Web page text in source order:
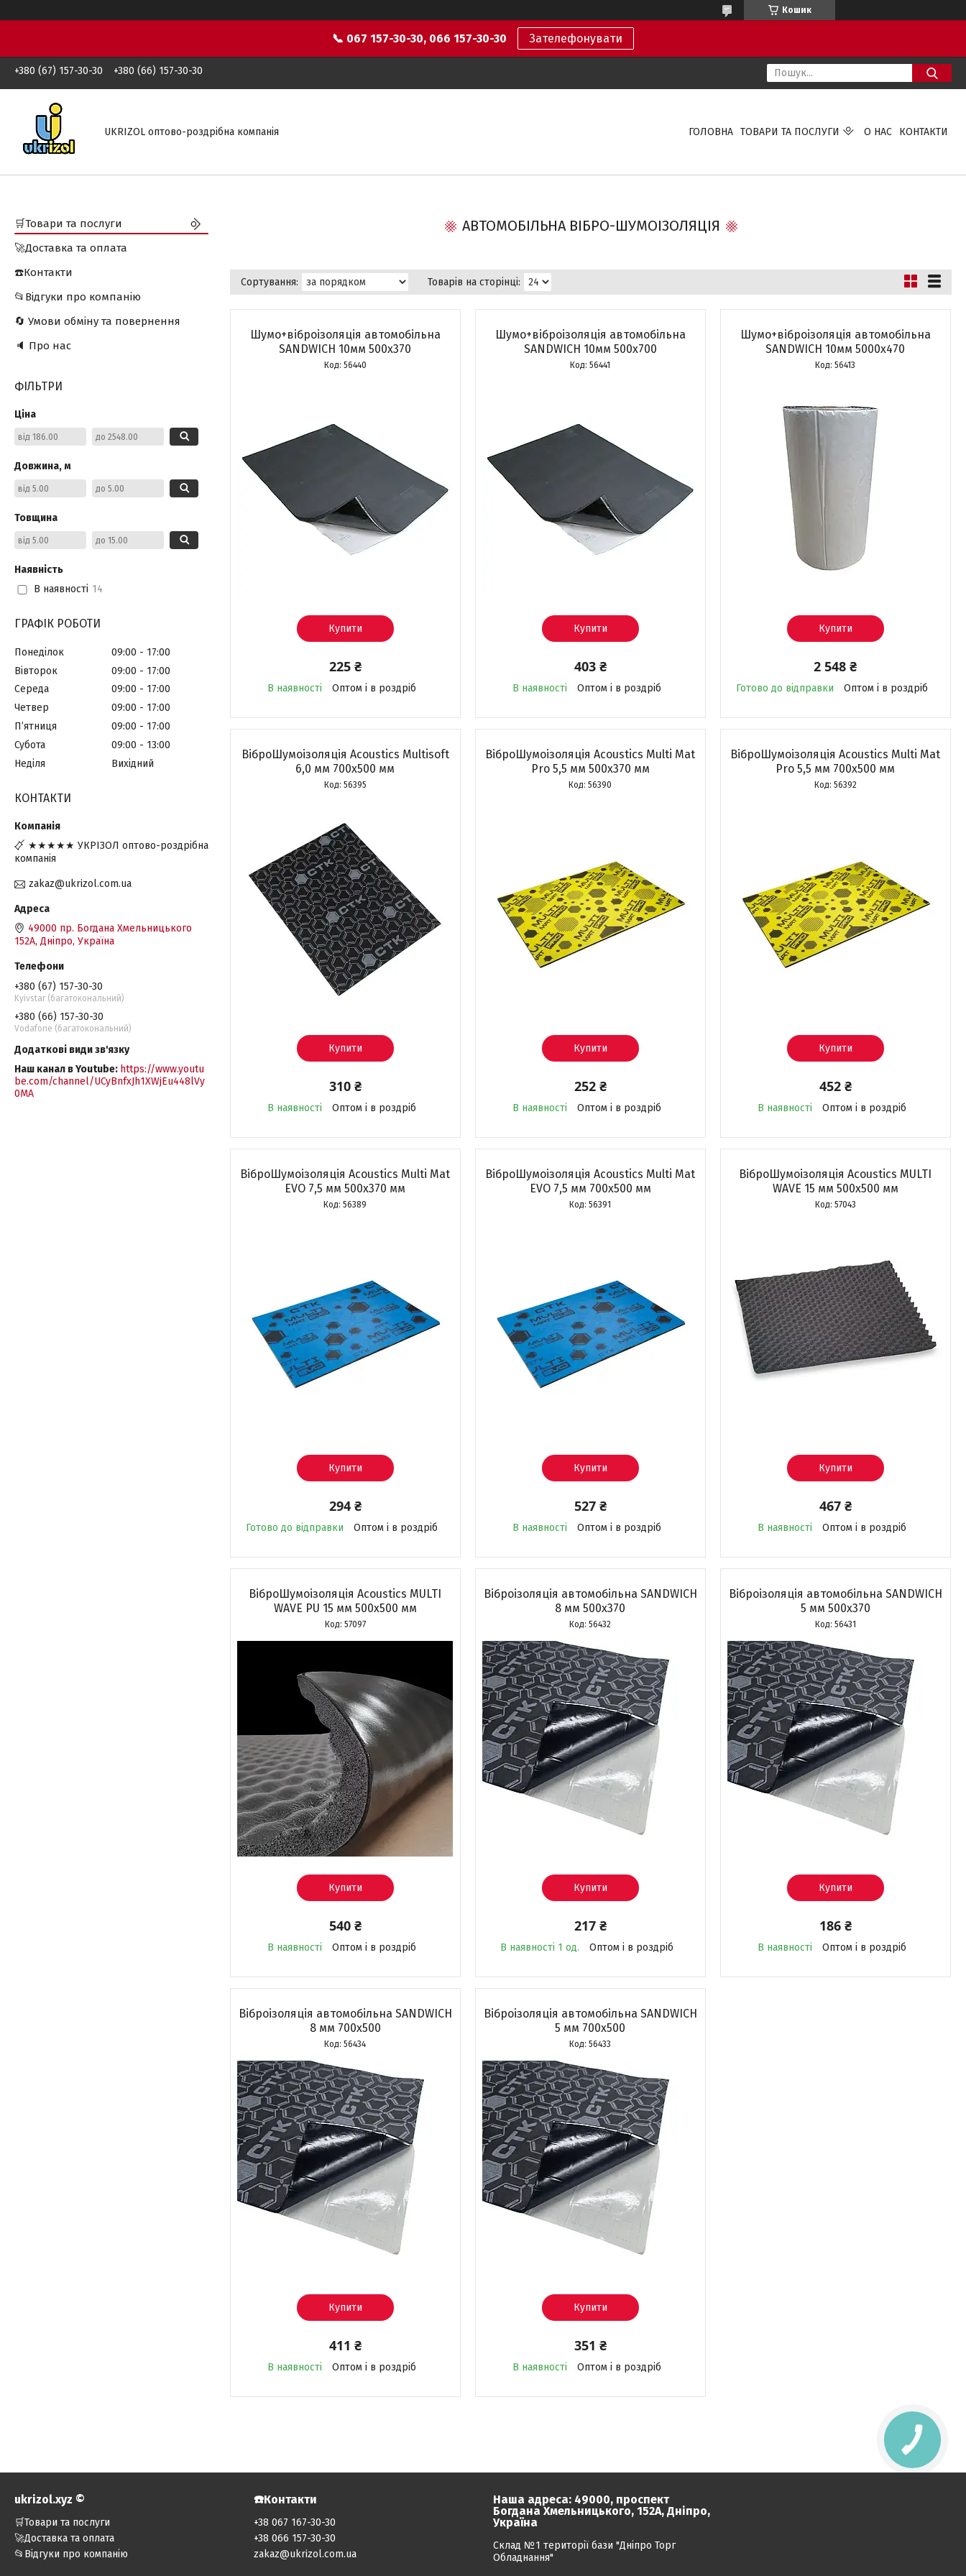
Кошик
📞 067 157-30-30, 066 157-30-30 Зателефонувати
+380 (67) 157-30-30 +380 (66) 157-30-30
UKRIZOL оптово-роздрібна компанія ГОЛОВНА ТОВАРИ ТА ПОСЛУГИ О НАС КОНТАКТИ
АВТОМОБІЛЬНА ВІБРО-ШУМОІЗОЛЯЦІЯ
Шумо+віброізоляція автомобільна
SANDWICH 10мм 500x370
56440
Купити
225 ₴
В наявності Оптом і в роздріб
Шумо+віброізоляція автомобільна
SANDWICH 10мм 500x700
56441
Купити
403 ₴
В наявності Оптом і в роздріб
Шумо+віброізоляція автомобільна
SANDWICH 10мм 5000х470
56413
Купити
2 548 ₴
Готово до відправки Оптом і в роздріб
ВіброШумоізоляція Acoustics Multisoft
6,0 мм 700x500 мм
56395
Купити
310 ₴
В наявності Оптом і в роздріб
ВіброШумоізоляція Acoustics Multi Mat
Pro 5,5 мм 500x370 мм
56390
Купити
252 ₴
В наявності Оптом і в роздріб
ВіброШумоізоляція Acoustics Multi Mat
Pro 5,5 мм 700x500 мм
56392
Купити
452 ₴
В наявності Оптом і в роздріб
ВіброШумоізоляція Acoustics Multi Mat
EVO 7,5 мм 500x370 мм
56389
Купити
294 ₴
Готово до відправки Оптом і в роздріб
ВіброШумоізоляція Acoustics Multi Mat
EVO 7,5 мм 700x500 мм
56391
Купити
527 ₴
В наявності Оптом і в роздріб
ВіброШумоізоляція Acoustics MULTI
WAVE 15 мм 500x500 мм
57043
Купити
467 ₴
В наявності Оптом і в роздріб
ВіброШумоізоляція Acoustics MULTI
WAVE PU 15 мм 500x500 мм
57097
Купити
540 ₴
В наявності Оптом і в роздріб
Віброізоляція автомобільна SANDWICH
8 мм 500x370
56432
Купити
217 ₴
В наявності 1 од. Оптом і в роздріб
Віброізоляція автомобільна SANDWICH
5 мм 500x370
56431
Купити
186 ₴
В наявності Оптом і в роздріб
Віброізоляція автомобільна SANDWICH
8 мм 700x500
56434
Купити
411 ₴
В наявності Оптом і в роздріб
Віброізоляція автомобільна SANDWICH
5 мм 700x500
56433
Купити
351 ₴
В наявності Оптом і в роздріб
🛒Товари та послуги
🚀Доставка та оплата
☎️Контакти
📂Відгуки про компанію
🔄 Умови обміну та повернення
🔈 Про нас
ФІЛЬТРИ
Ціна
Довжина, м
Товщина
Наявність
В наявності 14
ГРАФІК РОБОТИ
Понеділок 09:00
17:00
Вівторок
09:00
17:00
Середа
09:00
17:00
Четвер
09:00
17:00
Пʼятниця
09:00
17:00
Субота
09:00
13:00
Неділя
Вихідний
КОНТАКТИ
★★★★★ УКРІЗОЛ оптово-роздрібна
компанія
zakaz@ukrizol.com.ua
49000 пр. Богдана Хмельницького
152А, Дніпро, Україна
+380 (67) 157-30-30
Kyivstar (багатокональний)
+380 (66) 157-30-30
Vodafone (багатокональний)
Наш канал в Youtube https://www.youtu
be.com/channel/UCyBnfxJh1XWjEu448lVy
0MA
ukrizol.xyz ©️
🛒Товари та послуги
🚀Доставка та оплата
📂Відгуки про компанію
☎️Контакти
+38 067 167-30-30
+38 066 157-30-30
zakaz@ukrizol.com.ua
Наша адреса: 49000, проспект
Богдана Хмельницького, 152А, Дніпро,
Україна
Склад №1 території бази "Дніпро Торг
Обладнання"